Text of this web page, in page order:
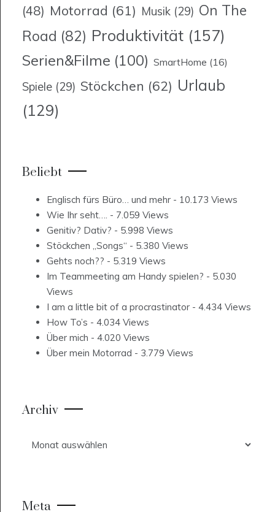
(48) Motorrad (61) Musik (29) On The
Road (82) Produktivität (157)
Serien&Filme (100) SmartHome (16)
Spiele (29) Stöckchen (62) Urlaub
(129)
Beliebt
Englisch fürs Büro… und mehr - 10.173 Views
Wie Ihr seht…. - 7.059 Views
Genitiv? Dativ? - 5.998 Views
Stöckchen „Songs“ - 5.380 Views
Gehts noch?? - 5.319 Views
Im Teammeeting am Handy spielen? - 5.030
Views
I am a little bit of a procrastinator - 4.434 Views
How To’s - 4.034 Views
Über mich - 4.020 Views
Über mein Motorrad - 3.779 Views
Archiv
Meta